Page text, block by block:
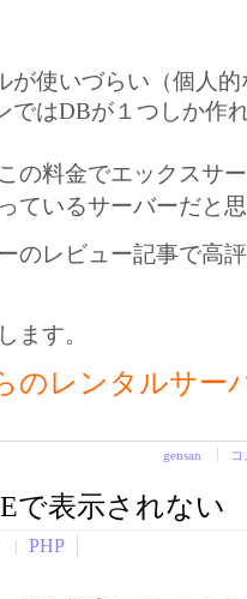
が使いづらい（個人
ではDBが１つしか作
の料金でエックスサ
ているサーバーだと
のレビュー記事で高
ます。
のレンタルサー
gensan
で表示されない
PHP